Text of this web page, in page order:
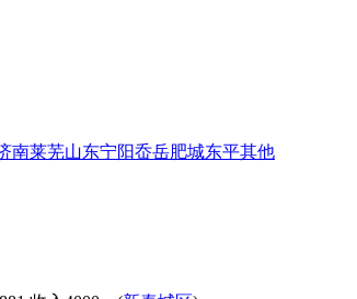
南莱芜山东宁阳岙岳肥城东平其他